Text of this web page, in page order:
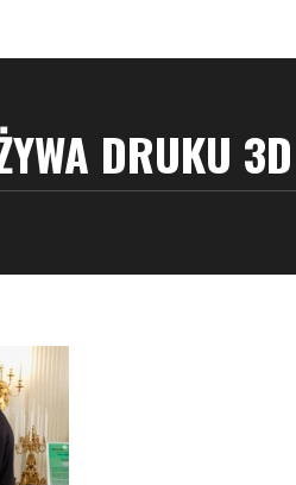
DRUKU